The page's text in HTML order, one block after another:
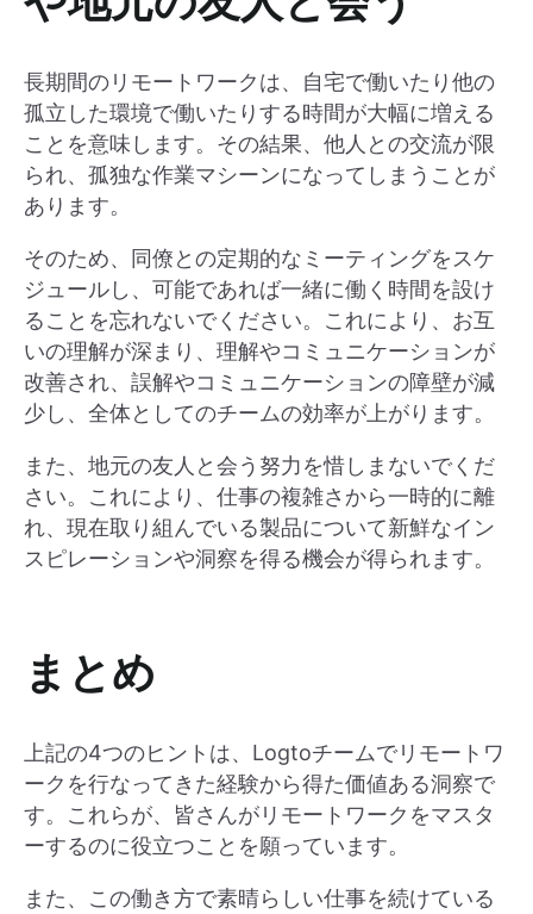
長期間のリモートワークは、自宅で働いたり他の
孤立した環境で働いたりする時間が大幅に増える
ことを意味します。その結果、他人との交流が限
られ、孤独な作業マシーンになってしまうことが
あります。
そのため、同僚との定期的なミーティングをスケ
ジュールし、可能であれば一緒に働く時間を設け
ることを忘れないでください。これにより、お互
いの理解が深まり、理解やコミュニケーションが
改善され、誤解やコミュニケーションの障壁が減
少し、全体としてのチームの効率が上がります。
また、地元の友人と会う努力を惜しまないでくだ
さい。これにより、仕事の複雑さから一時的に離
れ、現在取り組んでいる製品について新鮮なイン
スピレーションや洞察を得る機会が得られます。
まとめ
上記の4つのヒントは、Logtoチームでリモートワ
ークを行なってきた経験から得た価値ある洞察で
す。これらが、皆さんがリモートワークをマスタ
ーするのに役立つことを願っています。
また、この働き方で素晴らしい仕事を続けている